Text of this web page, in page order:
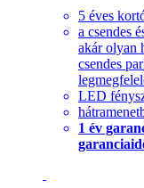
5 éves
a csendes
akár olyan
csendes
LED
1 év